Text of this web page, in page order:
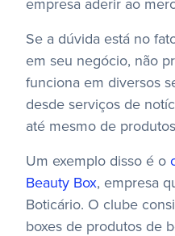
empresa aderir ao
Se a dúvida está no
em seu negócio, não
funciona em diversos
desde serviços de
até mesmo de
Um exemplo disso é o
Beauty Box, empresa
Boticário. O clube
boxes de produtos de